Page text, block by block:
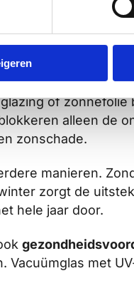
behoudt de
schadelijke
ruimtes.
of
alleen de
zonschade.
manieren.
zorgt de
hele jaar door.
Vacuümglas met